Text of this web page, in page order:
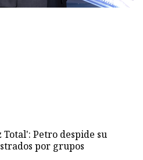
Total': Petro despide su
por grupos